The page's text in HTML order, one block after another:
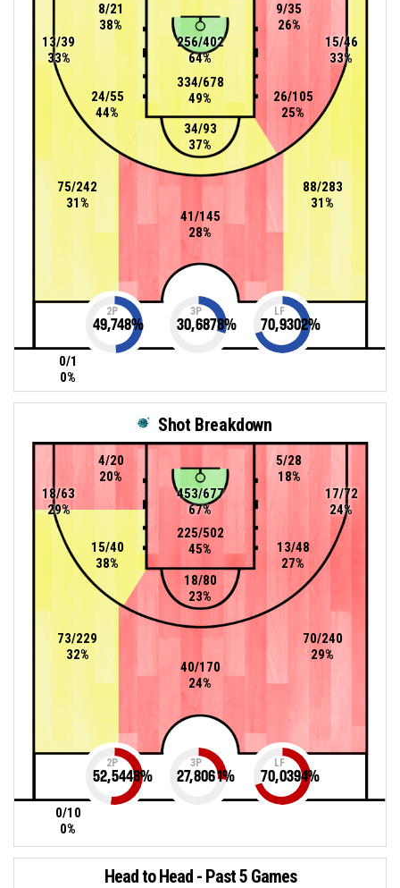
256/402
64%
26/105
25%
9/35
26%
24/55
44%
41/145
28%
8/21
38%
75/242
31%
88/283
31%
334/678
49%
34/93
37%
15/46
33%
13/39
33%
0/1
0%
2P
49,748%
3P
30,6878%
LF
70,9302%
Shot Breakdown
18/80
23%
225/502
45%
453/677
67%
40/170
24%
73/229
32%
70/240
29%
18/63
29%
13/48
27%
15/40
38%
5/28
18%
17/72
24%
0/10
0%
4/20
20%
2P
52,5448%
3P
27,8061%
LF
70,0394%
Head to Head - Past 5 Games